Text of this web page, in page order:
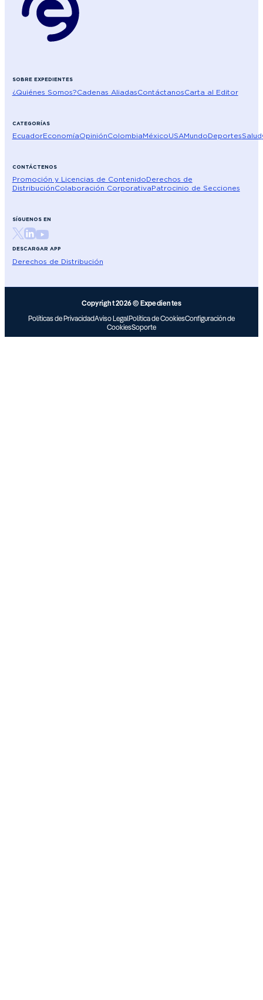
SOBRE EXPEDIENTES
¿Quiénes Somos?Cadenas AliadasContáctanosCarta al Editor
CATEGORÍAS
EcuadorEconomíaOpiniónColombiaMéxicoUSAMundoDeportesSalud
CONTÁCTENOS
Promoción y Licencias de ContenidoDerechos de
DistribuciónColaboración CorporativaPatrocinio de Secciones
SÍGUENOS EN
DESCARGAR APP
Derechos de Distribución
Copyright 2026 © Expedientes
Políticas de PrivacidadAviso LegalPolítica de CookiesConfiguración de
CookiesSoporte